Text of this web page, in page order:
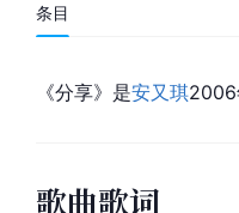
条目
《分享》是安又琪2006
歌曲歌词